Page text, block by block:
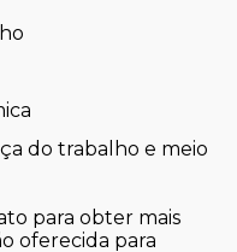
para obter mais
oferecida para